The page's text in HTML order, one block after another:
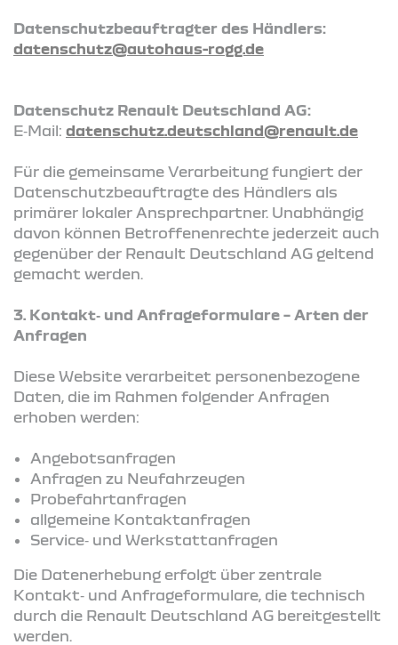
Datenschutzbeauftragter des Händlers:
datenschutz@autohaus-rogg.de
Datenschutz Renault Deutschland AG:
E‑Mail: datenschutz.deutschland@renault.de
Für die gemeinsame Verarbeitung fungiert der
Datenschutzbeauftragte des Händlers als
primärer lokaler Ansprechpartner. Unabhängig
davon können Betroffenenrechte jederzeit auch
gegenüber der Renault Deutschland AG geltend
gemacht werden.
3. Kontakt‑ und Anfrageformulare – Arten der
Anfragen
Diese Website verarbeitet personenbezogene
Daten, die im Rahmen folgender Anfragen
erhoben werden:
Angebotsanfragen
Anfragen zu Neufahrzeugen
Probefahrtanfragen
allgemeine Kontaktanfragen
Service‑ und Werkstattanfragen
Die Datenerhebung erfolgt über zentrale
Kontakt‑ und Anfrageformulare, die technisch
durch die Renault Deutschland AG bereitgestellt
werden.